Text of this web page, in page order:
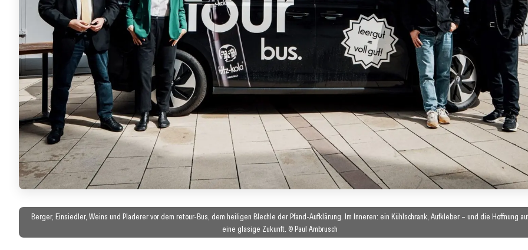
Berger, Einsiedler, Weins und Pladerer vor dem retour-Bus, dem heiligen Blechle der Pfand-Aufklärung. Im Inneren: ein Kühlschrank, Aufkleber – und die Hoffnung
eine glasige Zukunft. © Paul Ambrusch